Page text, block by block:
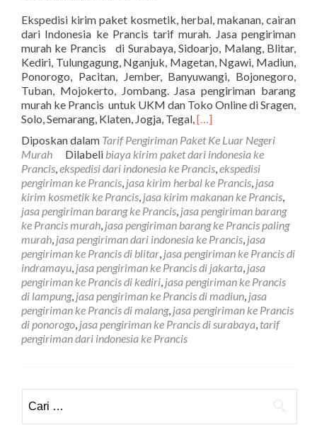
Ekspedisi kirim paket kosmetik, herbal, makanan, cairan
dari Indonesia ke Prancis tarif murah. Jasa pengiriman
murah ke Prancis di Surabaya, Sidoarjo, Malang, Blitar,
Kediri, Tulungagung, Nganjuk, Magetan, Ngawi, Madiun,
Ponorogo, Pacitan, Jember, Banyuwangi, Bojonegoro,
Tuban, Mojokerto, Jombang. Jasa pengiriman barang
murah ke Prancis untuk UKM dan Toko Online di Sragen,
Solo, Semarang, Klaten, Jogja, Tegal,Read
about
Jasa
Pengiriman
Barang
Ke
Prancis
Paling
Murah
[…]
Diposkan dalam Tarif Pengiriman Paket Ke Luar Negeri
Murah
Dilabeli biaya kirim paket dari indonesia ke
Prancis,ekspedisi dari indonesia ke Prancis,ekspedisi
pengiriman ke Prancis, jasa kirim herbal ke Prancis, jasa
kirim kosmetik ke Prancis, jasa kirim makanan ke Prancis,
jasa pengiriman barang ke Prancis, jasa pengiriman barang
ke Prancis murah, jasa pengiriman barang ke Prancis paling
murah, jasa pengiriman dari indonesia ke Prancis, jasa
pengiriman ke Prancis di blitar, jasa pengiriman ke Prancis di
indramayu, jasa pengiriman ke Prancis di jakarta, jasa
pengiriman ke Prancis di kediri, jasa pengiriman ke Prancis
di lampung, jasa pengiriman ke Prancis di madiun, jasa
pengiriman ke Prancis di malang, jasa pengiriman ke Prancis
di ponorogo, jasa pengiriman ke Prancis di surabaya, tarif
pengiriman dari indonesia ke Prancis
untuk: